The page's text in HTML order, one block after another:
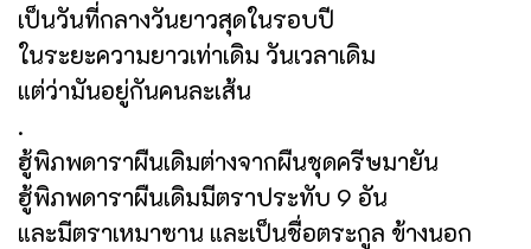
เป็นวันที่กลางวันยาวสุดในรอบปี
ในระยะความยาวเท่าเดิม วันเวลาเดิม
แต่ว่ามันอยู่กันคนละเส้น
.
ฮู้พิภพดาราผืนเดิมต่างจากผืนชุดครีษมายัน
ฮู้พิภพดาราผืนเดิมมีตราประทับ 9 อัน
และมีตราเหมาซาน และเป็นชื่อตระกูล ข้างนอก